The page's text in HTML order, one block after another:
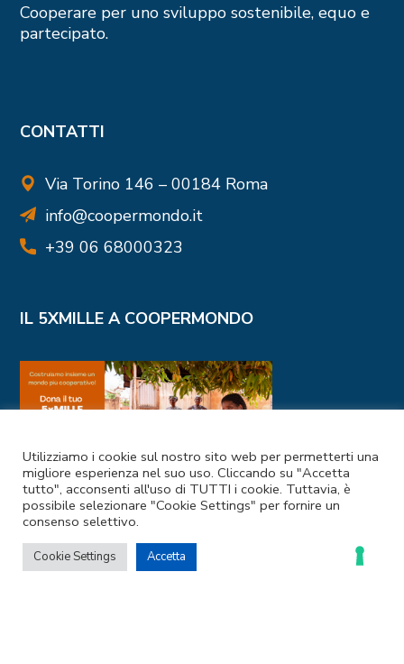
Cooperare per uno sviluppo sostenibile, equo e
partecipato.
CONTATTI
Via Torino 146 – 00184 Roma
info@coopermondo.it
+39 06 68000323
IL 5XMILLE A COOPERMONDO
I NOSTRI CANALI SOCIAL
Utilizziamo i cookie sul nostro sito web per permetterti una
migliore esperienza nel suo uso. Cliccando su "Accetta
tutto", acconsenti all'uso di TUTTI i cookie. Tuttavia, è
possibile selezionare "Cookie Settings" per fornire un
consenso selettivo.
Cookie Settings Accetta